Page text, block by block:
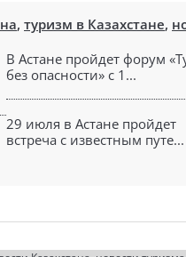
, туризм в Казахстане,
В Астане пройдет форум
без опасности» с 1...
29 июля в Астане пройдет
встреча с известным путе...